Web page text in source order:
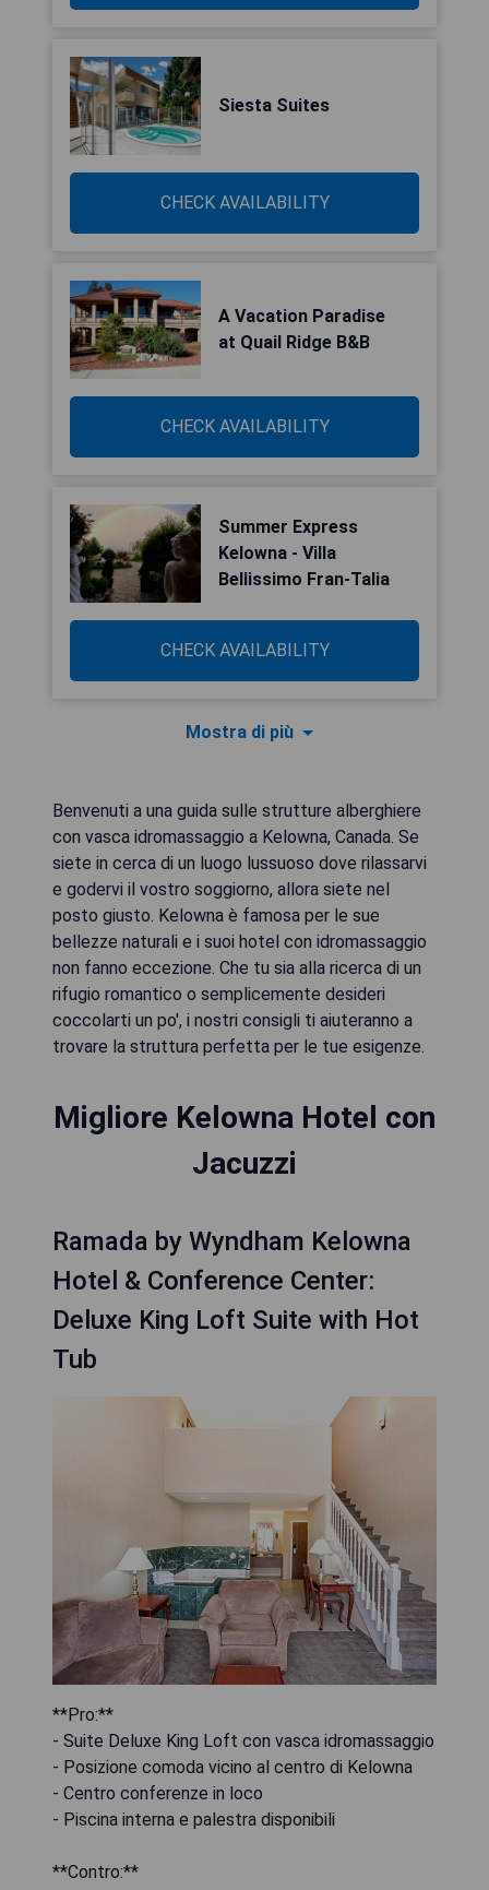
Siesta Suites
CHECK AVAILABILITY
A Vacation Paradise
at Quail Ridge B&B
CHECK AVAILABILITY
Summer Express
Kelowna - Villa
Bellissimo Fran-Talia
CHECK AVAILABILITY
Mostra di più
Benvenuti a una guida sulle strutture alberghiere
con vasca idromassaggio a Kelowna, Canada. Se
siete in cerca di un luogo lussuoso dove rilassarvi
e godervi il vostro soggiorno, allora siete nel
posto giusto. Kelowna è famosa per le sue
bellezze naturali e i suoi hotel con idromassaggio
non fanno eccezione. Che tu sia alla ricerca di un
rifugio romantico o semplicemente desideri
coccolarti un po', i nostri consigli ti aiuteranno a
trovare la struttura perfetta per le tue esigenze.
Migliore Kelowna Hotel con
Jacuzzi
Ramada by Wyndham Kelowna
Hotel & Conference Center:
Deluxe King Loft Suite with Hot
Tub
**Pro:**
- Suite Deluxe King Loft con vasca idromassaggio
- Posizione comoda vicino al centro di Kelowna
- Centro conferenze in loco
- Piscina interna e palestra disponibili
**Contro:**